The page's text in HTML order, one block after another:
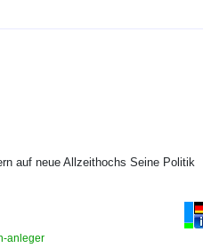
auf neue Allzeithochs Seine Politik
anleger